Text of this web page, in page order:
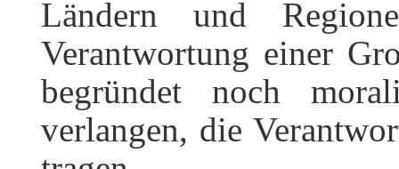
Ländern und
Verantwortung einer
begründet noch
verlangen, die